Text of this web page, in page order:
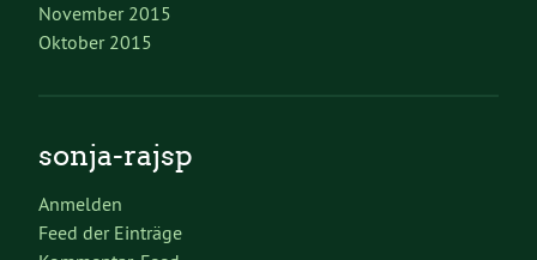
November 2015
Oktober 2015
sonja-rajsp
Anmelden
Feed der Einträge